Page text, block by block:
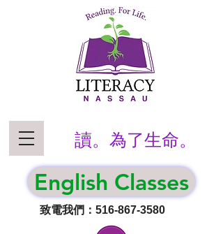
致電我們：516-867-3580
讀。為了生命。
English Classes